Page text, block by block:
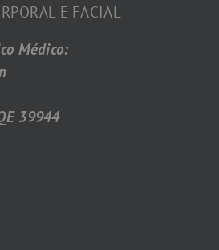
E FACIAL
Médico:
39944